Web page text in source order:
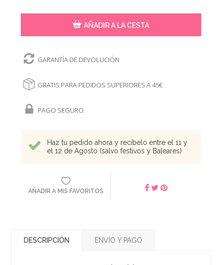
AÑADIR A LA CESTA
GARANTÍA DE DEVOLUCIÓN
GRATIS PARA PEDIDOS SUPERIORES A 45€
PAGO SEGURO
Haz tu pedido ahora y recíbelo entre el 11 y
el 12 de Agosto (salvo festivos y Baleares)
AÑADIR A MIS FAVORITOS
DESCRIPCIÓN ENVÍO Y PAGO